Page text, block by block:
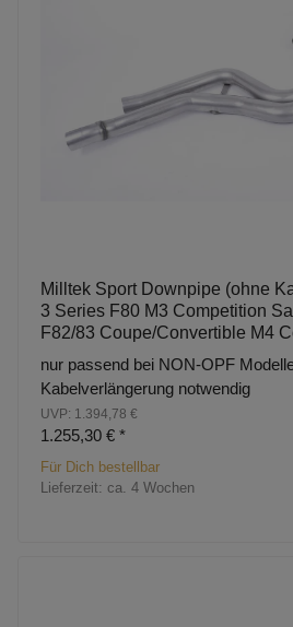
Milltek Sport Downpipe (ohne
3 Series F80 M3 Competition
F82/83 Coupe/Convertible M4
nur passend bei NON-OPF
Kabelverlängerung notwendig
UVP: 1.394,78 €
1.255,30 € *
Für Dich bestellbar
Lieferzeit: ca. 4 Wochen